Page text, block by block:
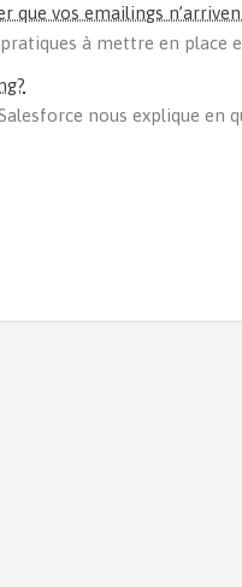
que vos emailings
à mettre en place
nous explique en